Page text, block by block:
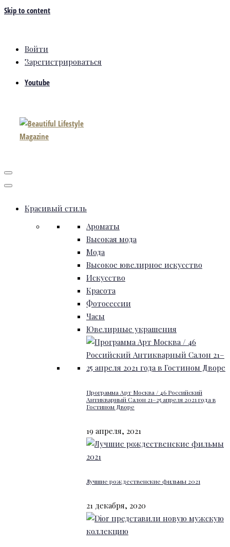
Skip to content
Войти
Зарегистрироваться
Youtube
Красивый стиль
Ароматы
Высокая мода
Мода
Высокое ювелирное искусство
Искусство
Красота
Фотосессии
Часы
Ювелирные украшения
Программа Арт Москва / 46 Российский
Антикварный Салон 21–25 апреля 2021 года в
Гостином Дворе
19 апреля, 2021
Лучшие рождественские фильмы 2021
21 декабря, 2020